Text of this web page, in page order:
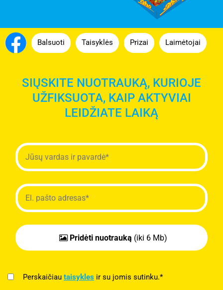
Balsuoti Taisyklės Prizai Laimėtojai
SIŲSKITE NUOTRAUKĄ, KURIOJE
UŽFIKSUOTA, KAIP AKTYVIAI
LEIDŽIATE LAIKĄ
Pridėti nuotrauką (iki 6 Mb)
Perskaičiau taisykles ir su jomis sutinku.*